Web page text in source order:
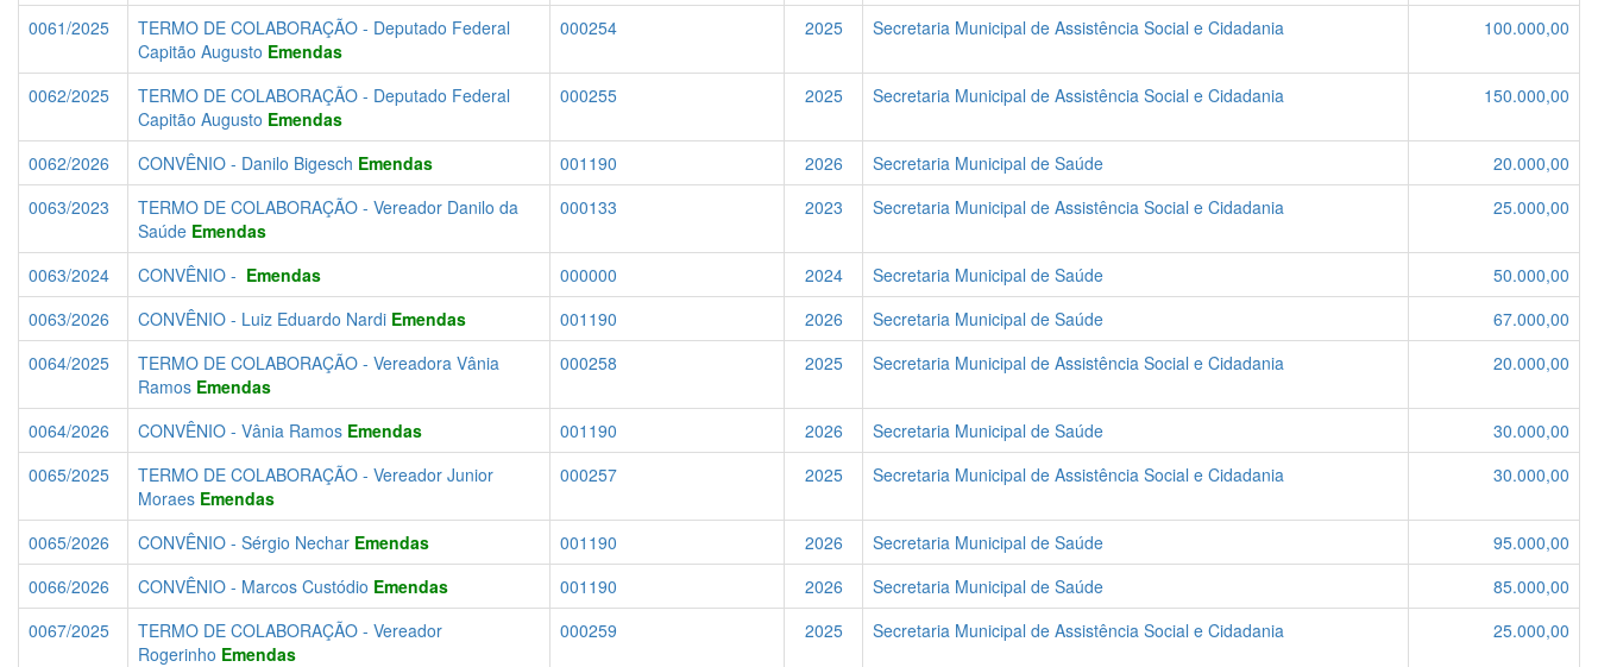
0061/2025
TERMO DE COLABORAÇÃO - Deputado Federal
Capitão Augusto Emendas
000254 2025 Secretaria Municipal de Assistência Social e Cidadania 100.000,00
0062/2025
TERMO DE COLABORAÇÃO - Deputado Federal
Capitão Augusto Emendas
000255 2025 Secretaria Municipal de Assistência Social e Cidadania 150.000,00
0062/2026 CONVÊNIO - Danilo Bigesch Emendas 001190 2026 Secretaria Municipal de Saúde
20.000,00
0063/2023
TERMO DE COLABORAÇÃO - Vereador Danilo da
Saúde Emendas
000133 2023 Secretaria Municipal de Assistência Social e Cidadania 25.000,00
0063/2024 CONVÊNIO - Emendas 000000 2024 Secretaria Municipal de Saúde
50.000,00
0063/2026
CONVÊNIO - Luiz Eduardo Nardi Emendas 001190 2026 Secretaria Municipal de Saúde
67.000,00
0064/2025
TERMO DE COLABORAÇÃO - Vereadora Vânia
Ramos Emendas
000258 2025 Secretaria Municipal de Assistência Social e Cidadania 20.000,00
0064/2026 CONVÊNIO - Vânia Ramos Emendas 001190 2026 Secretaria Municipal de Saúde
30.000,00
0065/2025
TERMO DE COLABORAÇÃO - Vereador Junior
Moraes Emendas
000257 2025 Secretaria Municipal de Assistência Social e Cidadania 30.000,00
0065/2026 CONVÊNIO - Sérgio Nechar Emendas 001190 2026 Secretaria Municipal de Saúde
95.000,00
0066/2026
CONVÊNIO - Marcos Custódio Emendas 001190 2026 Secretaria Municipal de Saúde
85.000,00
0067/2025
TERMO DE COLABORAÇÃO - Vereador
Rogerinho Emendas
000259 2025 Secretaria Municipal de Assistência Social e Cidadania 25.000,00